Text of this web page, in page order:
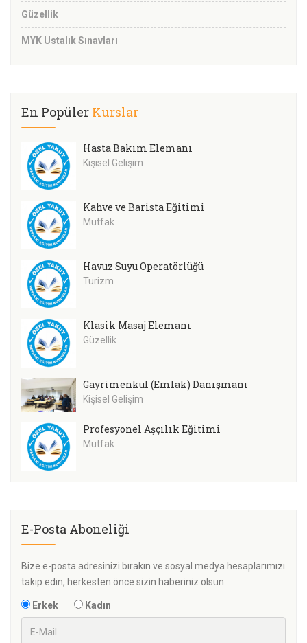
Güzellik
MYK Ustalık Sınavları
En Popüler Kurslar
Hasta Bakım Elemanı
Kişisel Gelişim
Kahve ve Barista Eğitimi
Mutfak
Havuz Suyu Operatörlüğü
Turizm
Klasik Masaj Elemanı
Güzellik
Gayrimenkul (Emlak) Danışmanı
Kişisel Gelişim
Profesyonel Aşçılık Eğitimi
Mutfak
E-Posta Aboneliği
Bize e-posta adresinizi bırakın ve sosyal medya hesaplarımızı
takip edin, herkesten önce sizin haberiniz olsun.
Erkek Kadın